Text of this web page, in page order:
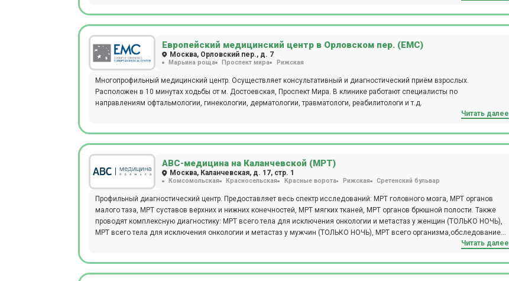
Европейский медицинский центр в Орловском пер. (ЕМС)
Москва, Орловский пер., д. 7
Марьина роща Проспект мира Рижская
Многопрофильный медицинский центр. Осуществляет консультативный и диагностический приём взрослых.
Расположен в 10 минутах ходьбы от м. Достоевская, Проспект Мира. В клинике работают специалисты по
направлениям офтальмологии, гинекологии, дерматологии, травматологи, реабилитологи и т.д.
Читать далее
АВС-медицина на Каланчевской (МРТ)
Москва, Каланчевская, д. 17, стр. 1
Комсомольская Красносельская Красные ворота Рижская Сретенский бульвар
Профильный диагностический центр. Предоставляет весь спектр исследований: МРТ головного мозга, МРТ органов
малого таза, МРТ суставов верхних и нижних конечностей, МРТ мягких тканей, МРТ органов брюшной полости. Также
проводят комплексную диагностику: МРТ всего тела для исключения онкологии и метастаз у женщин (ТОЛЬКО НОЧЬ),
МРТ всего тела для исключения онкологии и метастаз у мужчин (ТОЛЬКО НОЧЬ), МРТ всего организма,обследование
на выявление болезни Паркинсона (с динамикой с течение года), обследование на выявление болезни Альцгеймера
причин повышения артериального давления, выявление причин головной боли (цефалгический синдром). Центр
Читать далее